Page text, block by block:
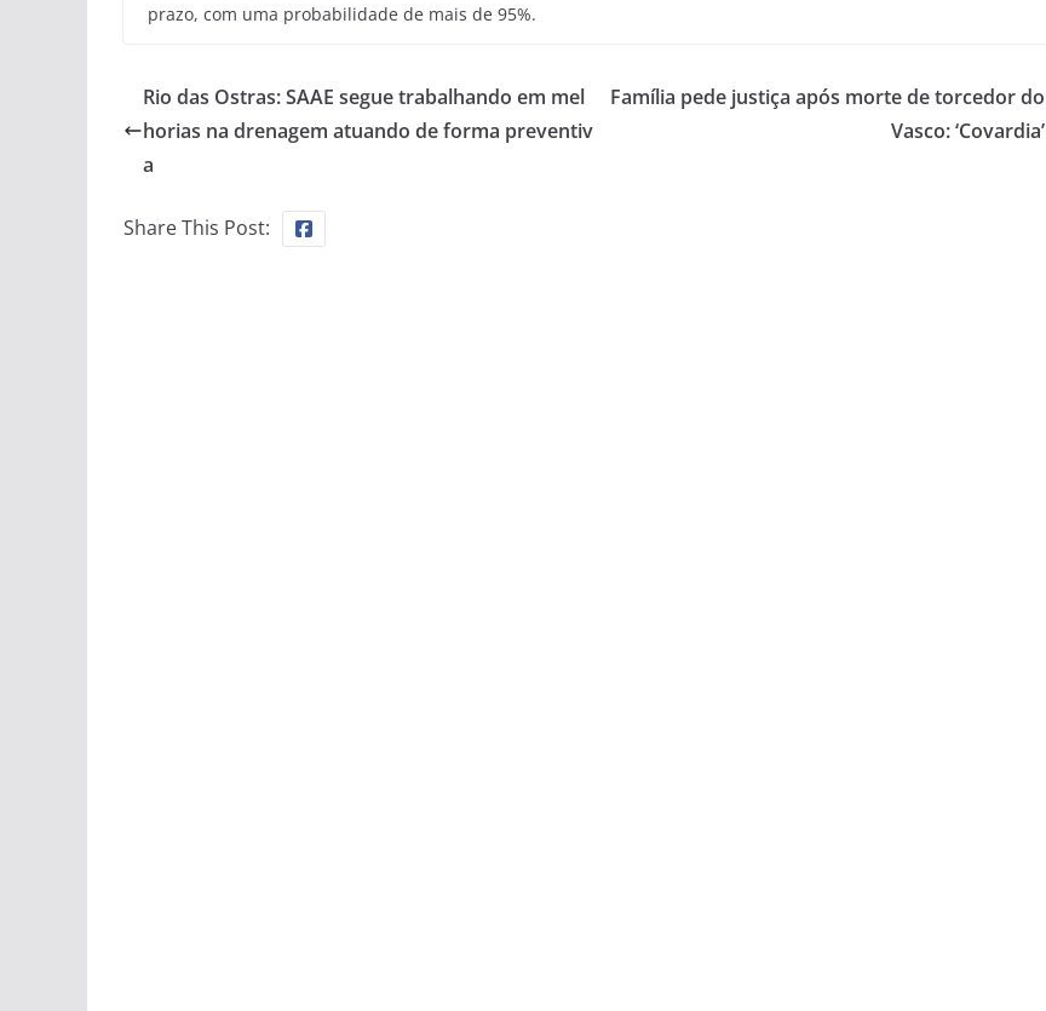
prazo, com uma probabilidade de mais de 95%.
Rio das Ostras: SAAE segue trabalhando em mel
horias na drenagem atuando de forma preventiv
a
Família pede justiça após morte de torcedor do
Vasco: ‘Covardia’
Share This Post: